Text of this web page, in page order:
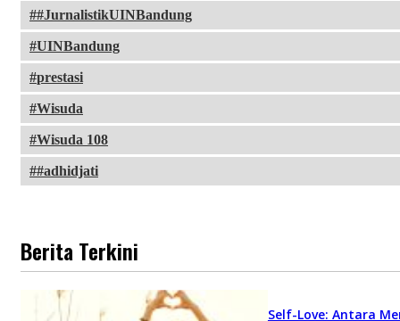
#JurnalistikUINBandung
UINBandung
prestasi
Wisuda
Wisuda 108
#adhidjati
Berita Terkini
Self-Love: Antara